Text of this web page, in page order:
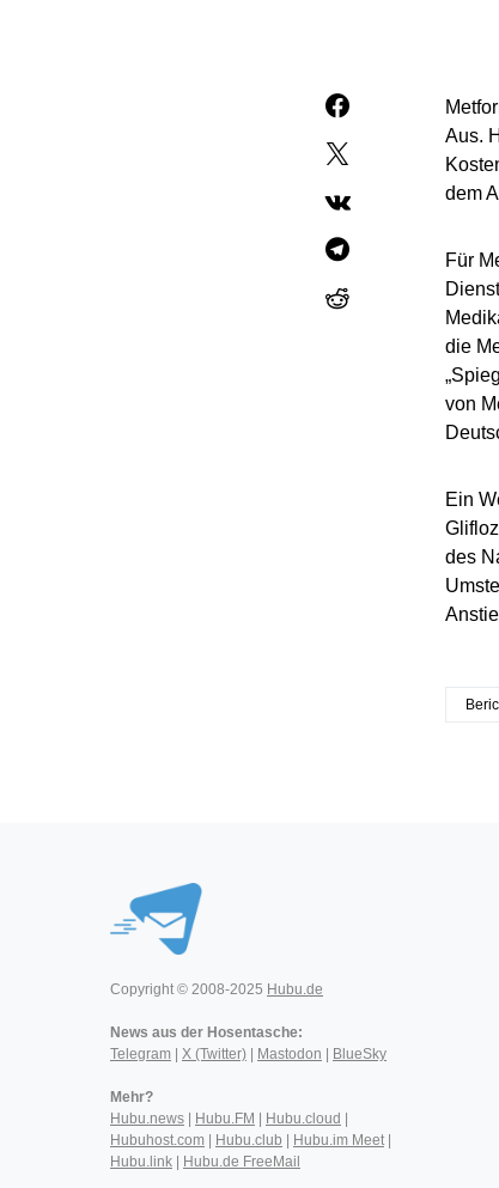
Aus.
dem
Für
die
von
Ein
des
Copyright © 2008-2025 Hubu.de
News aus der Hosentasche:
Telegram
X (Twitter) Mastodon BlueSky
Mehr?
Hubu.news
Hubu.FM Hubu.cloud
Hubuhost.com
Hubu.club Hubu.im Meet|
Hubu.link
Hubu.de FreeMail